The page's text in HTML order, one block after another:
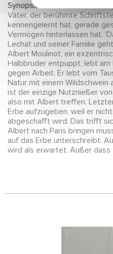
Pierre COVILLE, François
TRAPP, Delphin LACROIX,
Vincent HAQUIN, Luc PALUN,
MANESSE, Doug RAND,
SEQUELA, Philippe COTTEN,
Sébastien LALANE, Sylvie
LEVY, Francis COFFINET,
HAMETT, Keren MARCIANO,
TOUCAS, groupe
KAPOIAN, Géraldine
Sylvie DALLARI, Mady
MALROUX, Patrick POIVRE
Synopsis :Patrick Lechat hat
Vater, der berühmte
kennengelernt hat, gerade
Vermögen hinterlassen hat.
Lechat und seiner Familie
Albert Moulinot, ein
Halbbruder entpuppt, lebt
gegen Arbeit. Er lebt vom
Natur mit einem Wildschwein
ist der einzige Nutznießer
also mit Albert treffen.
Erbe aufzugeben, weil er
abgeschafft wird. Das trifft
Albert nach Paris bringen
auf das Erbe unterschreibt.
wird als erwartet. Außer dass